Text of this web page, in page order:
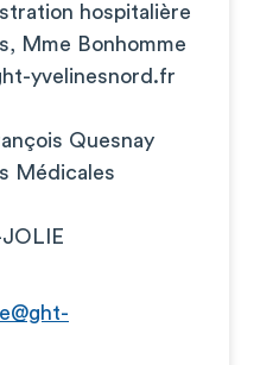
hospitalière
Mme Bonhomme
yvelinesnord.fr
Quesnay
Médicales